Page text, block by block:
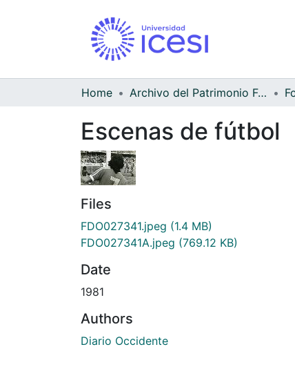
Home Archivo del Patrimonio Fotográfico y Fílmico del Valle del Cauca
Escenas de fútbol
Files
FDO027341.jpeg (1.4 MB)
FDO027341A.jpeg (769.12 KB)
Date
1981
Authors
Diario Occidente